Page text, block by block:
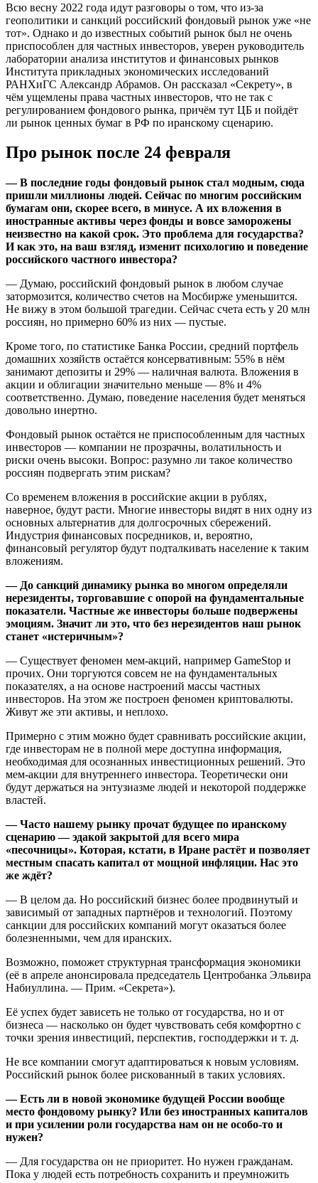
Всю весну 2022 года идут разговоры о том, что из-за
геополитики и санкций российский фондовый рынок уже «не
тот». Однако и до известных событий рынок был не очень
приспособлен для частных инвесторов, уверен руководитель
лаборатории анализа институтов и финансовых рынков
Института прикладных экономических исследований
РАНХиГС Александр Абрамов. Он рассказал «Секрету», в
чём ущемлены права частных инвесторов, что не так с
регулированием фондового рынка, причём тут ЦБ и пойдёт
ли рынок ценных бумаг в РФ по иранскому сценарию.
Про рынок после 24 февраля
— В последние годы фондовый рынок стал модным, сюда
пришли миллионы людей. Сейчас по многим российским
бумагам они, скорее всего, в минусе. А их вложения в
иностранные активы через фонды и вовсе заморожены
неизвестно на какой срок. Это проблема для государства?
И как это, на ваш взгляд, изменит психологию и поведение
российского частного инвестора?
— Думаю, российский фондовый рынок в любом случае
затормозится, количество счетов на Мосбирже уменьшится.
Не вижу в этом большой трагедии. Сейчас счета есть у 20 млн
россиян, но примерно 60% из них — пустые.
Кроме того, по статистике Банка России, средний портфель
домашних хозяйств остаётся консервативным: 55% в нём
занимают депозиты и 29% — наличная валюта. Вложения в
акции и облигации значительно меньше — 8% и 4%
соответственно. Думаю, поведение населения будет меняться
довольно инертно.
Фондовый рынок остаётся не приспособленным для частных
инвесторов — компании не прозрачны, волатильность и
риски очень высоки. Вопрос: разумно ли такое количество
россиян подвергать этим рискам?
Со временем вложения в российские акции в рублях,
наверное, будут расти. Многие инвесторы видят в них одну из
основных альтернатив для долгосрочных сбережений.
Индустрия финансовых посредников, и, вероятно,
финансовый регулятор будут подталкивать население к таким
вложениям.
— До санкций динамику рынка во многом определяли
нерезиденты, торговавшие с опорой на фундаментальные
показатели. Частные же инвесторы больше подвержены
эмоциям. Значит ли это, что без нерезидентов наш рынок
станет «истеричным»?
— Существует феномен мем-акций, например GameStop и
прочих. Они торгуются совсем не на фундаментальных
показателях, а на основе настроений массы частных
инвесторов. На этом же построен феномен криптовалюты.
Живут же эти активы, и неплохо.
Примерно с этим можно будет сравнивать российские акции,
где инвесторам не в полной мере доступна информация,
необходимая для осознанных инвестиционных решений. Это
мем-акции для внутреннего инвестора. Теоретически они
будут держаться на энтузиазме людей и некоторой поддержке
властей.
— Часто нашему рынку прочат будущее по иранскому
сценарию — эдакой закрытой для всего мира
«песочницы». Которая, кстати, в Иране растёт и позволяет
местным спасать капитал от мощной инфляции. Нас это
же ждёт?
— В целом да. Но российский бизнес более продвинутый и
зависимый от западных партнёров и технологий. Поэтому
санкции для российских компаний могут оказаться более
болезненными, чем для иранских.
Возможно, поможет структурная трансформация экономики
(её в апреле анонсировала председатель Центробанка Эльвира
Набиуллина. — Прим. «Секрета»).
Её успех будет зависеть не только от государства, но и от
бизнеса — насколько он будет чувствовать себя комфортно с
точки зрения инвестиций, перспектив, господдержки и т. д.
Не все компании смогут адаптироваться к новым условиям.
Российский рынок более рискованный в таких условиях.
— Есть ли в новой экономике будущей России вообще
место фондовому рынку? Или без иностранных капиталов
и при усилении роли государства нам он не особо-то и
нужен?
— Для государства он не приоритет. Но нужен гражданам.
Пока у людей есть потребность сохранить и преумножить